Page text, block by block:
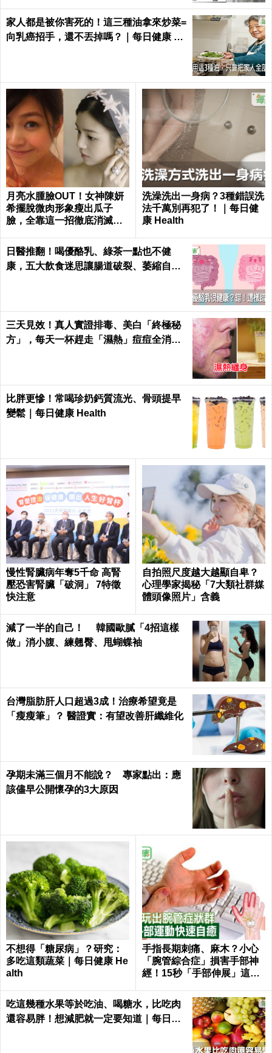
家人都是被你害死的！這三種油拿來炒菜=
向乳癌招手，還不丟掉嗎？｜每日健康 He
月亮水腫臉OUT！女神陳妍
希擺脫微肉形象瘦出瓜子
臉，全靠這一招徹底消滅嬰
洗澡洗出一身病？3種錯誤洗
法千萬別再犯了！｜每日健
康 Health
日醫推翻！喝優酪乳、綠茶一點也不健
康，五大飲食迷思讓腸道破裂、萎縮自盡
三天見效！真人實證排毒、美白「終極秘
方」，每天一杯趕走「濕熱」痘痘全消失
比胖更慘！常喝珍奶鈣質流光、骨頭提早
變鬆｜每日健康 Health
慢性腎臟病年奪5千命 高腎
壓恐害腎臟「破洞」 7特徵
快注意
自拍照尺度越大越顯自卑？
心理學家揭秘「7大類社群媒
體頭像照片」含義
減了一半的自己！ 韓國歐膩「4招這樣
做」消小腹、練翹臀、甩蝴蝶袖
台灣脂肪肝人口超過3成！治療希望竟是
「瘦瘦筆」？ 醫證實：有望改善肝纖維化
孕期未滿三個月不能說？ 專家點出：應
該儘早公開懷孕的3大原因
不想得「糖尿病」？研究：
多吃這類蔬菜｜每日健康 He
alth
手指長期刺痛、麻木？小心
「腕管綜合症」損害手部神
經！15秒「手部伸展」這樣
吃這幾種水果等於吃油、喝糖水，比吃肉
還容易胖！想減肥就一定要知道｜每日健